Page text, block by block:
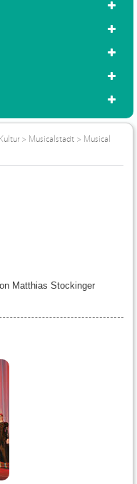
> Musicalstadt > Musical
Matthias Stockinger